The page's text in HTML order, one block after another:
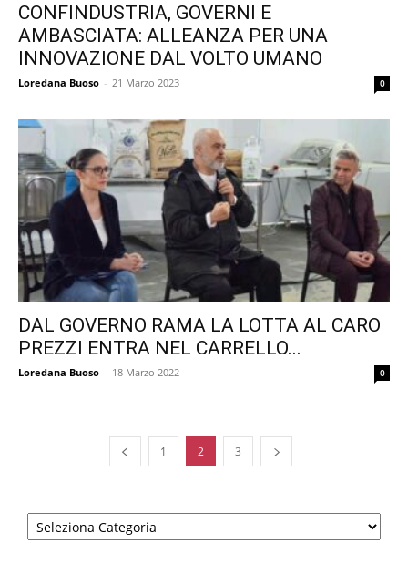
CONFINDUSTRIA, GOVERNI E
AMBASCIATA: ALLEANZA PER UNA
INNOVAZIONE DAL VOLTO UMANO
Loredana Buoso - 21 Marzo 2023 0
DAL GOVERNO RAMA LA LOTTA AL CARO
PREZZI ENTRA NEL CARRELLO...
Loredana Buoso - 18 Marzo 2022 0
1 2 3
Categorie